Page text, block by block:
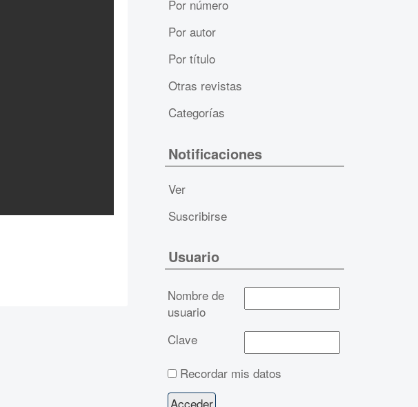
Por número
Por autor
Por título
Otras revistas
Categorías
Notificaciones
Ver
Suscribirse
Usuario
Nombre de
usuario
Clave
Recordar mis datos